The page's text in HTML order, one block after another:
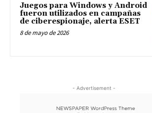
Juegos para Windows y Android
fueron utilizados en campañas
de ciberespionaje, alerta ESET
8 de mayo de 2026
- Advertisement -